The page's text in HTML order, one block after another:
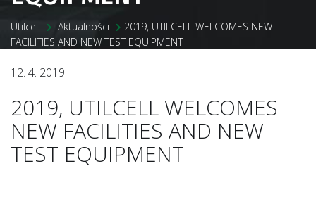
Utilcell Aktualności
2019, UTILCELL WELCOMES NEW
FACILITIES AND NEW TEST EQUIPMENT
12. 4. 2019
2019, UTILCELL WELCOMES
NEW FACILITIES AND NEW
TEST EQUIPMENT